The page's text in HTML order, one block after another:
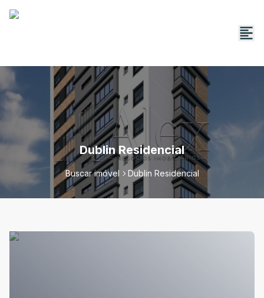
Dublin Residencial
Buscar imóvel Dublin Residencial